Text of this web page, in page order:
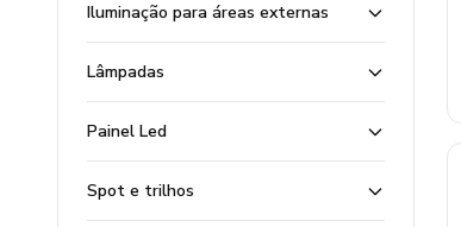
Iluminação para áreas externas
Lâmpadas
Painel Led
Spot e trilhos